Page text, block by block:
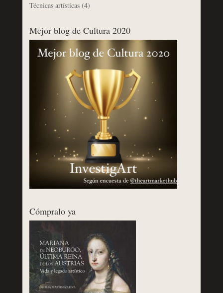
Técnicas artísticas(4)
Mejor blog de Cultura 2020
Cómpralo ya